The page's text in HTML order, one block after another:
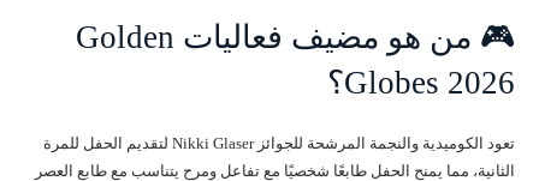
🎮 من هو مضيف فعاليات Golden
Globes 2026؟
تعود الكوميدية والنجمة المرشحة للجوائز Nikki Glaser لتقديم الحفل للمرة
الثانية، مما يمنح الحفل طابعًا شخصيًا مع تفاعل ومرح يتناسب مع طابع العصر